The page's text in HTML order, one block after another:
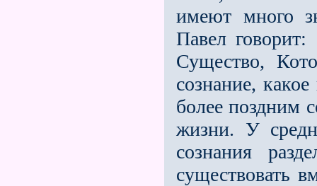
имеют много
Павел говорит:
Существо,
сознание,
более поздним
жизни. У
сознания
существовать